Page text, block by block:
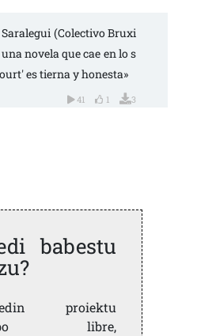
(Colectivo Bruxi
novela que cae en lo s
es tierna y honesta»
41 1 3
babestu
proiektu
libre,